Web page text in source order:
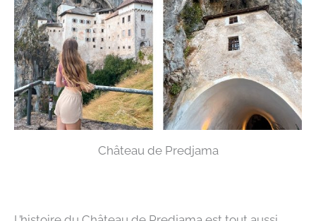
Château de Predjama